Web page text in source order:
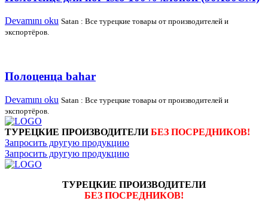
Devamını oku Satan : Все турецкие товары от производителей и
экспортёров.
Полоценца bahar
Devamını oku Satan : Все турецкие товары от производителей и
экспортёров.
ТУРЕЦКИЕ ПРОИЗВОДИТЕЛИБЕЗ ПОСРЕДНИКОВ!
Запросить другую продукцию
Запросить другую продукцию
ТУРЕЦКИЕ ПРОИЗВОДИТЕЛИ
БЕЗ ПОСРЕДНИКОВ!